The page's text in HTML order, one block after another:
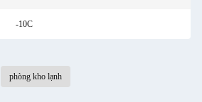
-10C
phòng kho lạnh